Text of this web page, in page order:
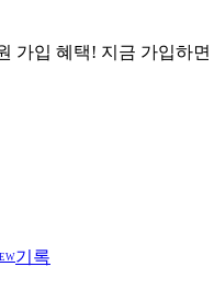
가입 혜택! 지금 가입하면
기록